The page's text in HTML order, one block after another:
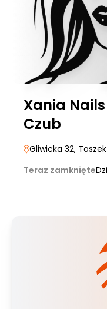
Xania
Czub
Gliwicka 32, Toszek
Teraz zamknięte